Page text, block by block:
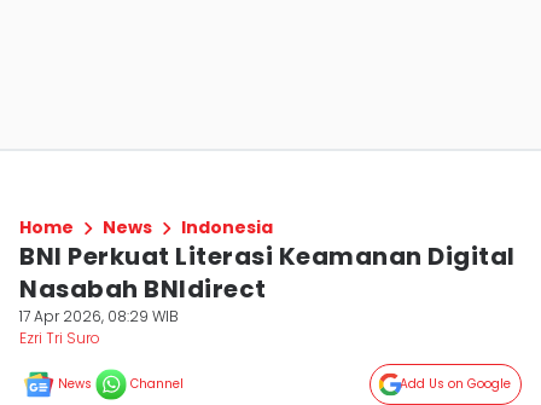
Home News Indonesia
BNI Perkuat Literasi Keamanan Digital
Nasabah BNIdirect
17 Apr 2026, 08:29 WIB
Ezri Tri Suro
News Channel Add Us on Google